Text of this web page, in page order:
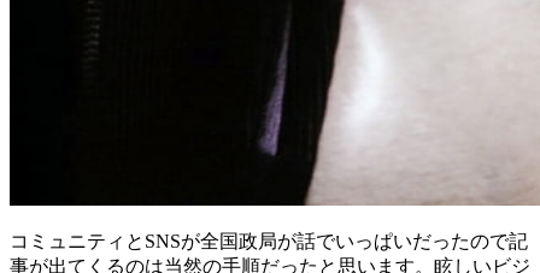
コミュニティとSNSが全国政局が話でいっぱいだったので記
事が出てくるのは当然の手順だったと思います。眩しいビジ